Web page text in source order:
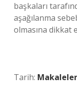
başkaları
aşağılanma
olmasına dikkat
Tarih: Makaleler